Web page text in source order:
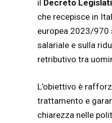
il Decreto
che recepisce in
europea 2023/970
salariale e sulla
retributivo tra
L’obiettivo è
trattamento e
chiarezza nelle